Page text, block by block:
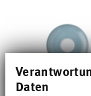
Daten